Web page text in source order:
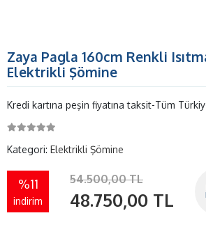
Zaya Pagla 160cm Renkli
Elektrikli Şömine
Kredi kartına peşin fiyatına taksit-Tüm
Kategori: Elektrikli Şömine
%11
indirim
54.500,00 TL
48.750,00 TL